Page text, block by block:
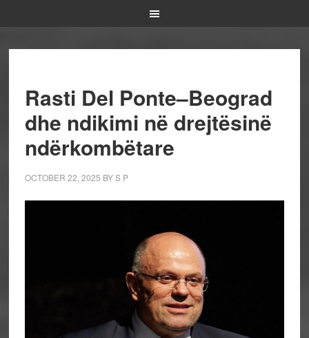
Rasti Del Ponte–Beograd
dhe ndikimi në drejtësinë
ndërkombëtare
OCTOBER 22, 2025 BYS P